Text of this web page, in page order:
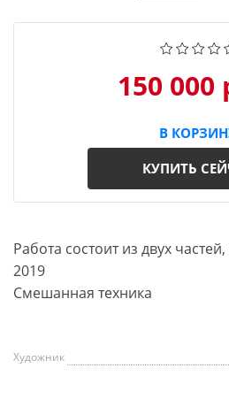
150 000
В
КУПИТЬ
Работа состоит из двух
2019
Смешанная техника
Художник